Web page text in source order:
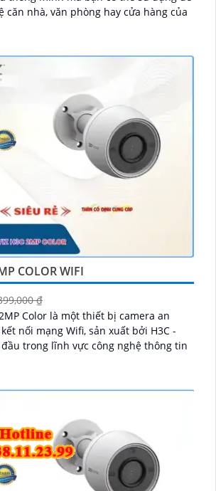
căn nhà, văn phòng hay cửa hàng của
COLOR WIFI
₫
Color là một thiết bị camera an
nối mạng Wifi, sản xuất bởi H3C -
trong lĩnh vực công nghệ thông tin